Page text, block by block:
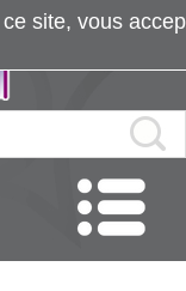
site, vous